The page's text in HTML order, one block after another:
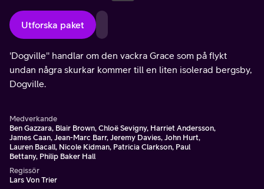
Utforska paket
'Dogville'' handlar om den vackra Grace som på flykt
undan några skurkar kommer till en liten isolerad bergsby,
Dogville.
Medverkande
Ben Gazzara, Blair Brown, Chloë Sevigny, Harriet Andersson,
James Caan, Jean-Marc Barr, Jeremy Davies, John Hurt,
Lauren Bacall, Nicole Kidman, Patricia Clarkson, Paul
Bettany, Philip Baker Hall
Regissör
Lars Von Trier